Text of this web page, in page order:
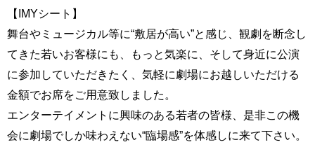
【IMYシート】
舞台やミュージカル等に“敷居が高い”と感じ、観劇を断念し
てきた若いお客様にも、もっと気楽に、そして身近に公演
に参加していただきたく、気軽に劇場にお越しいただける
金額でお席をご用意致しました。
エンターテイメントに興味のある若者の皆様、是非この機
会に劇場でしか味わえない“臨場感”を体感しに来て下さい。